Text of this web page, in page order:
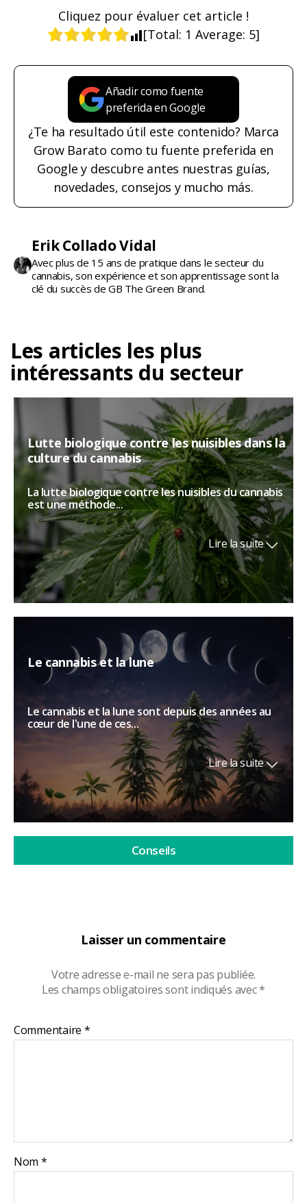
Cliquez pour évaluer cet article !
[Total: 1 Average: 5]
Añadir como fuente
preferida en Google
¿Te ha resultado útil este contenido? Marca
Grow Barato como tu fuente preferida en
Google y descubre antes nuestras guías,
novedades, consejos y mucho más.
Erik Collado Vidal
Avec plus de 15 ans de pratique dans le secteur du
cannabis, son expérience et son apprentissage sont la
clé du succès de GB The Green Brand.
Laisser un commentaire
Votre adresse e-mail ne sera pas publiée.
Les champs obligatoires sont indiqués avec*
Commentaire *
Nom *
Les articles les plus
intéressants du secteur
Lutte biologique contre les nuisibles dans la
culture du cannabis
La lutte biologique contre les nuisibles du cannabis
est une méthode...
Lire la suite
Le cannabis et la lune
Le cannabis et la lune sont depuis des années au
cœur de l'une de ces...
Lire la suite
Conseils